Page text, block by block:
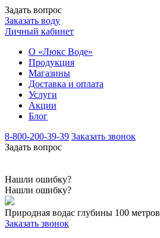
Задать вопрос
Заказать воду
Личный кабинет
О «Люкс Воде»
Продукция
Магазины
Доставка и оплата
Услуги
Акции
Блог
8-800-200-39-39 Заказать звонок
Задать вопрос
Нашли ошибку?
Нашли ошибку?
Природная водас глубины 100 метров
Заказать звонок